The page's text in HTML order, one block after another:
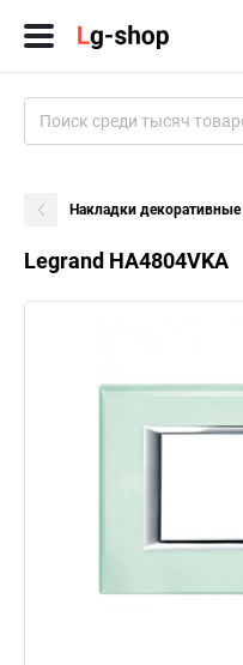
Накладки декоративные
Legrand HA4804VKA